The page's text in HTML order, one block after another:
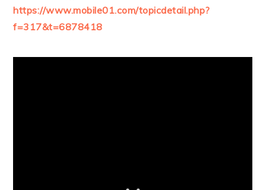
https://www.mobile01.com/topicdetail.php?
f=317&t=6878418